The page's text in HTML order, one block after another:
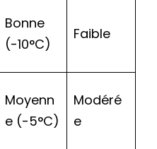
Bonne
(-10°C)
Faible
Moyenn
e (-5°C)
Modéré
e